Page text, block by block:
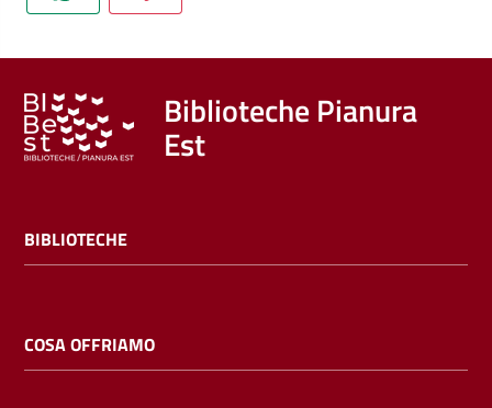
e
Calendario
Online
Biblioteche Pianura
Est
BIBLIOTECHE
COSA OFFRIAMO